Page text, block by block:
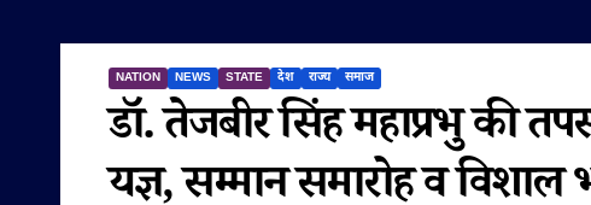
NATION NEWS STATE देश राज्य समाज
डॉ. तेजबीर सिंह महाप्रभु की
यज्ञ, सम्मान समारोह व